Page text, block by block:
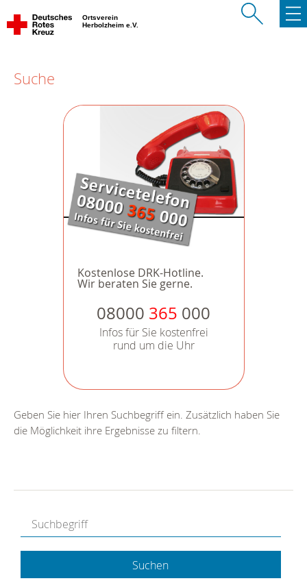
Ortsverein
Herbolzheim e.V.
Suche
Kostenlose DRK-Hotline.
Wir beraten Sie gerne.
08000 365 000
Infos für Sie kostenfrei
rund um die Uhr
Geben Sie hier Ihren Suchbegriff ein. Zusätzlich haben Sie
die Möglichkeit ihre Ergebnisse zu filtern.
Suchen